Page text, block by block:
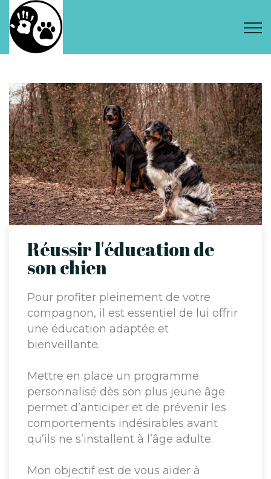
Réussir l'éducation de
son chien
Pour profiter pleinement de votre
compagnon, il est essentiel de lui offrir
une éducation adaptée et
bienveillante.
Mettre en place un programme
personnalisé dès son plus jeune âge
permet d’anticiper et de prévenir les
comportements indésirables avant
qu’ils ne s’installent à l’âge adulte.
Mon objectif est de vous aider à